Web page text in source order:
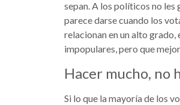
sepan. A los políticos no les
parece darse cuando los
relacionan en un alto
impopulares, pero que
Hacer mucho, no
Si lo que la mayoría de los